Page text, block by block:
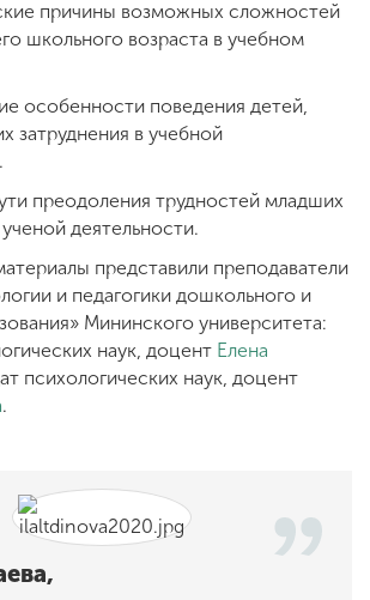
причины возможных сложностей
школьного возраста в учебном
особенности поведения детей,
затруднения в учебной
преодоления трудностей младших
деятельности.
представили преподаватели
и педагогики дошкольного и
Мининского университета:
наук, доцент Елена
психологических наук, доцент
.